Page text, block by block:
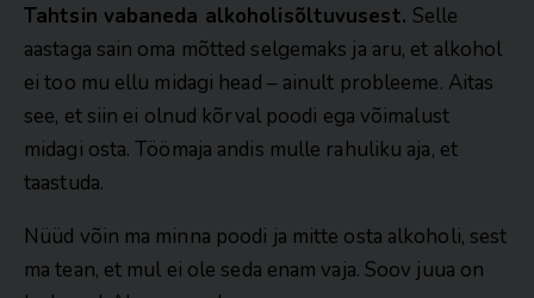
Tahtsin vabaneda alkoholisõltuvusest. Selle
aastaga sain oma mõtted selgemaks ja aru, et alkohol
ei too mu ellu midagi head – ainult probleeme. Aitas
see, et siin ei olnud kõrval poodi ega võimalust
midagi osta. Töömaja andis mulle rahuliku aja, et
taastuda.
Nüüd võin ma minna poodi ja mitte osta alkoholi, sest
ma tean, et mul ei ole seda enam vaja. Soov juua on